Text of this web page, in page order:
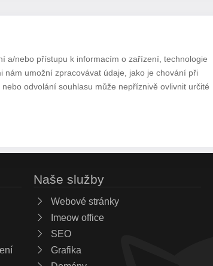
a/nebo přístupu k informacím o zařízení, technologie
nám umožní zpracovávat údaje, jako je chování při
odvolání souhlasu může nepříznivě ovlivnit určité
Naše služby
Webové stránky
Imeow office
SEO
Grafika